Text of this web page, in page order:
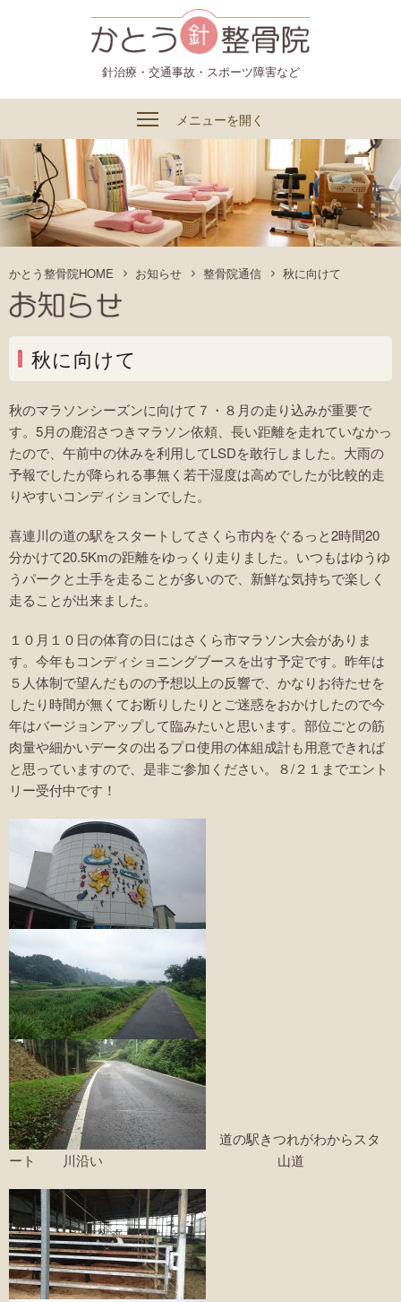
針治療・交通事故・スポーツ障害など
メニューを開く
かとう整骨院HOME お知らせ 整骨院通信 秋に向けて
秋に向けて
秋のマラソンシーズンに向けて７・８月の走り込みが重要で
す。5月の鹿沼さつきマラソン依頼、長い距離を走れていなかっ
たので、午前中の休みを利用してLSDを敢行しました。大雨の
予報でしたが降られる事無く若干湿度は高めでしたが比較的走
りやすいコンディションでした。
喜連川の道の駅をスタートしてさくら市内をぐるっと2時間20
分かけて20.5Kmの距離をゆっくり走りました。いつもはゆうゆ
うパークと土手を走ることが多いので、新鮮な気持ちで楽しく
走ることが出来ました。
１０月１０日の体育の日にはさくら市マラソン大会がありま
す。今年もコンディショニングブースを出す予定です。昨年は
５人体制で望んだものの予想以上の反響で、かなりお待たせを
したり時間が無くてお断りしたりとご迷惑をおかけしたので今
年はバージョンアップして臨みたいと思います。部位ごとの筋
肉量や細かいデータの出るプロ使用の体組成計も用意できれば
と思っていますので、是非ご参加ください。８/２１までエント
リー受付中です！
道の駅きつれがわからスタ
ート 川沿い 山道